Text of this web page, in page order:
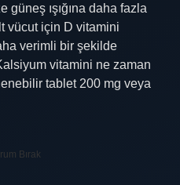
güneş ışığına daha fazla
vücut için D vitamini
verimli bir şekilde
vitamini ne zaman
tablet 200 mg veya
Bırak